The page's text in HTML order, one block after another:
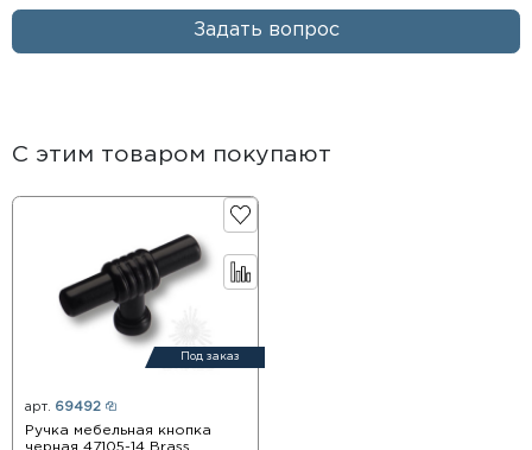
Задать вопрос
С этим товаром покупают
Под заказ
арт. 69492
Ручка мебельная кнопка
черная 47105-14 Brass